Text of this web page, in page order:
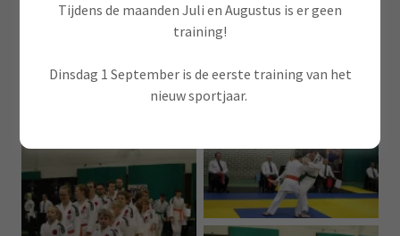
Attacks 2017
Tijdens de maanden Juli en Augustus is er geen
training!
Dinsdag 1 September is de eerste training van het
nieuw sportjaar.